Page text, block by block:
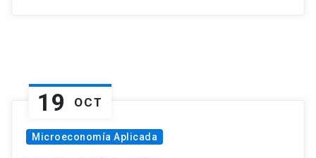
19 OCT
Microeconomía Aplicada